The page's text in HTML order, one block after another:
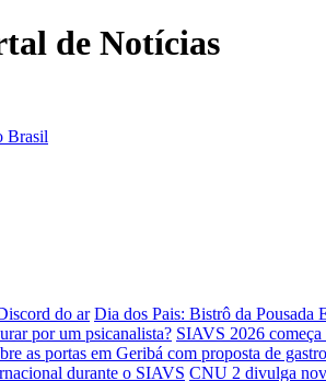
de Notícias
do ar Dia dos Pais: Bistrô da Pousada
por um psicanalista? SIAVS 2026 começa
as portas em Geribá com proposta de
durante o SIAVS CNU 2 divulga